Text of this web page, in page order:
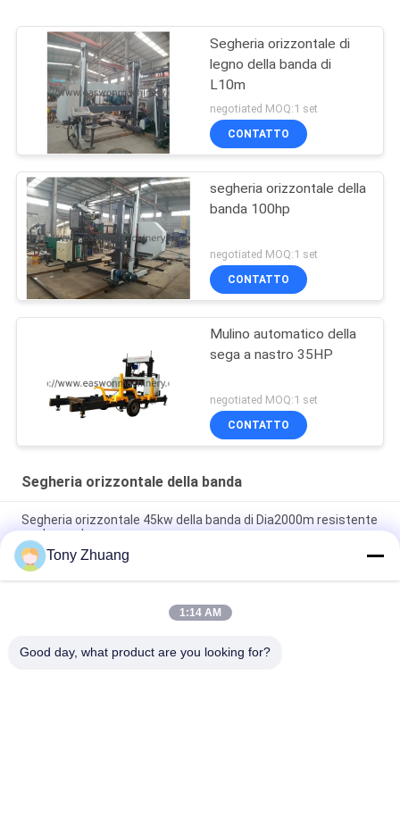
Segheria orizzontale di
legno della banda di
L10m
negotiated MOQ:1 set
CONTATTO
segheria orizzontale della
banda 100hp
negotiated MOQ:1 set
CONTATTO
Mulino automatico della
sega a nastro 35HP
negotiated MOQ:1 set
CONTATTO
Segheria orizzontale della banda
Segheria orizzontale 45kw della banda di Dia2000m resistente
per legno duro
Rimorchio con la gru, rimorchio di carico del ceppo 80HP del
caricatore del ceppo 2.8m2
segheria orizzontale 42" della banda 750rpm sistema delle
Tony Zhuang
1:14 AM
Good day, what product are you looking for?